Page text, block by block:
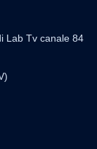
Lab Tv canale 84